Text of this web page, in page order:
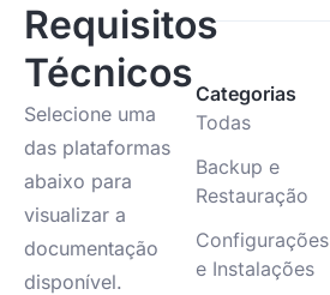
Categorias
Todas
Backup e
Restauração
Configurações
e Instalações
Requisitos
Técnicos
Selecione uma
das plataformas
abaixo para
visualizar a
documentação
disponível.